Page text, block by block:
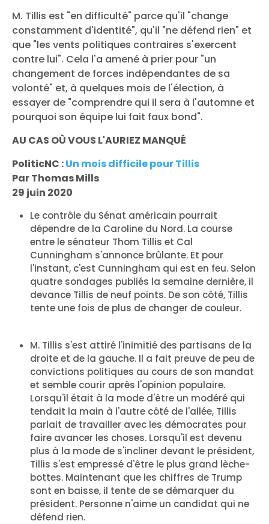
M. Tillis est "en difficulté" parce qu'il "change
constamment d'identité", qu'il "ne défend rien" et
que "les vents politiques contraires s'exercent
contre lui". Cela l'a amené à prier pour "un
changement de forces indépendantes de sa
volonté" et, à quelques mois de l'élection, à
essayer de "comprendre qui il sera à l'automne et
pourquoi son équipe lui fait faux bond".
AU CAS OÙ VOUS L'AURIEZ MANQUÉ
PoliticNC :Un mois difficile pour Tillis
Par Thomas Mills
29 juin 2020
Le contrôle du Sénat américain pourrait
dépendre de la Caroline du Nord. La course
entre le sénateur Thom Tillis et Cal
Cunningham s'annonce brûlante. Et pour
l'instant, c'est Cunningham qui est en feu. Selon
quatre sondages publiés la semaine dernière, il
devance Tillis de neuf points. De son côté, Tillis
tente une fois de plus de changer de couleur.
M. Tillis s'est attiré l'inimitié des partisans de la
droite et de la gauche. Il a fait preuve de peu de
convictions politiques au cours de son mandat
et semble courir après l'opinion populaire.
Lorsqu'il était à la mode d'être un modéré qui
tendait la main à l'autre côté de l'allée, Tillis
parlait de travailler avec les démocrates pour
faire avancer les choses. Lorsqu'il est devenu
plus à la mode de s'incliner devant le président,
Tillis s'est empressé d'être le plus grand lèche-
bottes. Maintenant que les chiffres de Trump
sont en baisse, il tente de se démarquer du
président. Personne n'aime un candidat qui ne
défend rien.